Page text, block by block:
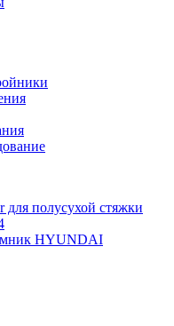
для полусухой стяжки
HYUNDAI